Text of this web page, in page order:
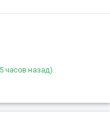
часов назад)